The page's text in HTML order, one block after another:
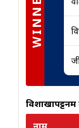
WINNER
नाम